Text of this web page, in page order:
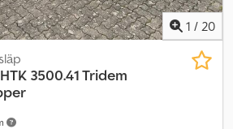
1 / 20
3500.41 Tridem